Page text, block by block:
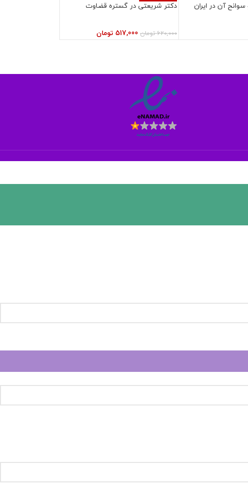
آن در ایران دکتر شریعتی در گستره قضاوت
620,000 تومان 517,000 تومان